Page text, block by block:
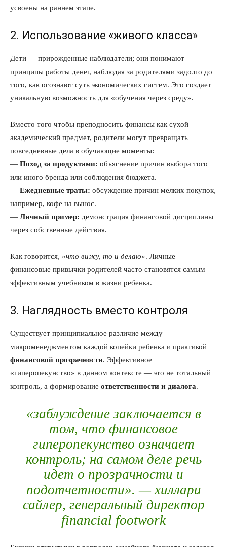
усвоены на раннем этапе.
2. Использование «живого класса»
Дети — прирожденные наблюдатели; они понимают
принципы работы денег, наблюдая за родителями задолго до
того, как осознают суть экономических систем. Это создает
уникальную возможность для «обучения через среду».
Вместо того чтобы преподносить финансы как сухой
академический предмет, родители могут превращать
повседневные дела в обучающие моменты:
— Поход за продуктами: объяснение причин выбора того
или иного бренда или соблюдения бюджета.
— Ежедневные траты: обсуждение причин мелких покупок,
например, кофе на вынос.
— Личный пример: демонстрация финансовой дисциплины
через собственные действия.
Как говорится, «что вижу, то и делаю». Личные
финансовые привычки родителей часто становятся самым
эффективным учебником в жизни ребенка.
3. Наглядность вместо контроля
Существует принципиальное различие между
микроменеджментом каждой копейки ребенка и практикой
финансовой прозрачности. Эффективное
«гиперопекунство» в данном контексте — это не тотальный
контроль, а формирование ответственности и диалога.
«заблуждение заключается в
том, что финансовое
гиперопекунство означает
контроль; на самом деле речь
идет о прозрачности и
подотчетности». — хиллари
сайлер, генеральный директор
financial footwork